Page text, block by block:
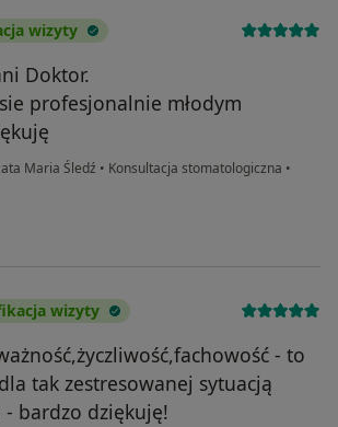
wizyty
Doktor.
profesjonalnie młodym
Maria Śledź • Konsultacja stomatologiczna •
wizyty
- to
tak zestresowanej sytuacją
bardzo dziękuję!